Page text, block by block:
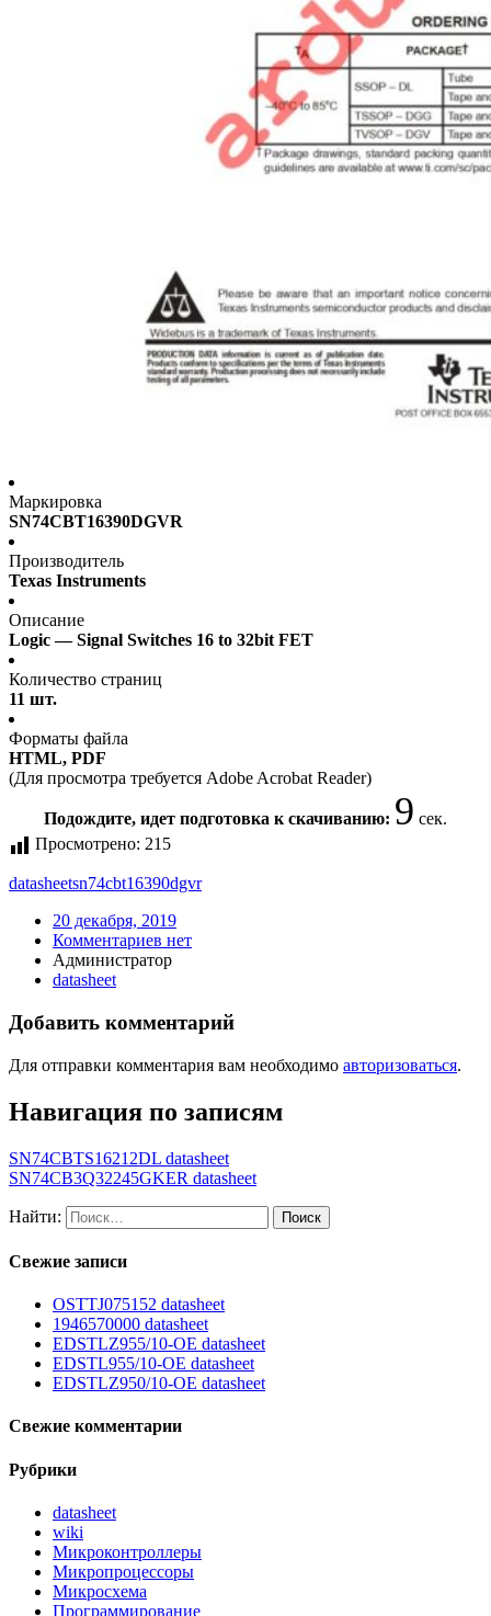
Маркировка
SN74CBT16390DGVR
Производитель
Texas Instruments
Описание
Logic — Signal Switches 16 to 32bit FET
Количество страниц
11 шт.
Форматы файла
HTML, PDF
(Для просмотра требуется Adobe Acrobat Reader)
Подождите, идет подготовка к скачиванию: 9 сек.
Просмотрено: 215
datasheetsn74cbt16390dgvr
20 декабря, 2019
Комментариев нет
Администратор
datasheet
Добавить комментарий
Для отправки комментария вам необходимо авторизоваться.
Навигация по записям
SN74CBTS16212DL datasheet
SN74CB3Q32245GKER datasheet
Найти:
Свежие записи
OSTTJ075152 datasheet
1946570000 datasheet
EDSTLZ955/10-OE datasheet
EDSTL955/10-OE datasheet
EDSTLZ950/10-OE datasheet
Свежие комментарии
Рубрики
datasheet
wiki
Микроконтроллеры
Микропроцессоры
Микросхема
Программирование